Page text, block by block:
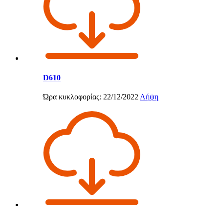
D610
Ώρα κυκλοφορίας: 22/12/2022 Λήψη